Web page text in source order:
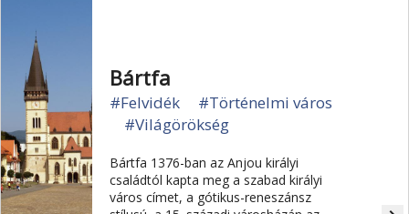
Bártfa
#Felvidék
#Történelmi város
#Világörökség
Bártfa 1376-ban az Anjou királyi
családtól kapta meg a szabad királyi
város címet, a gótikus-reneszánsz